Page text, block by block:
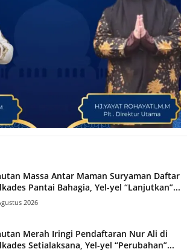
Massa Antar Maman Suryaman Daftar
Pantai Bahagia, Yel-yel “Lanjutkan”...
2026
Merah Iringi Pendaftaran Nur Ali di
Setialaksana, Yel-yel “Perubahan”...